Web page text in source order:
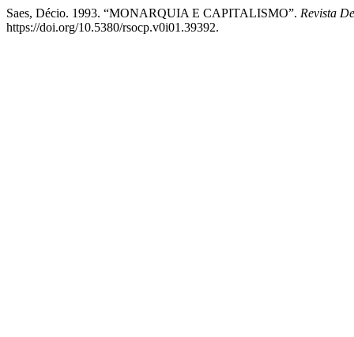
Saes, Décio. 1993. “MONARQUIA E CAPITALISMO”. Revista
https://doi.org/10.5380/rsocp.v0i01.39392.